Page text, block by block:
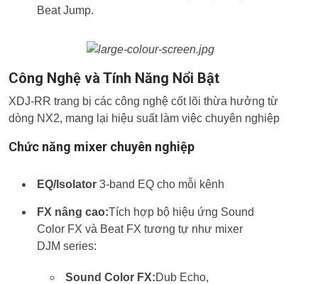
Beat Jump.
Công Nghệ và Tính Năng Nổi Bật
XDJ-RR trang bị các công nghệ cốt lõi thừa hưởng từ
dòng NX2, mang lại hiệu suất làm việc chuyên nghiệp
Chức năng mixer chuyên nghiệp
EQ/Isolator 3-band EQ cho mỗi kênh
FX nâng cao:Tích hợp bộ hiệu ứng Sound
Color FX và Beat FX tương tự như mixer
DJM series:
Sound Color FX:Dub Echo,